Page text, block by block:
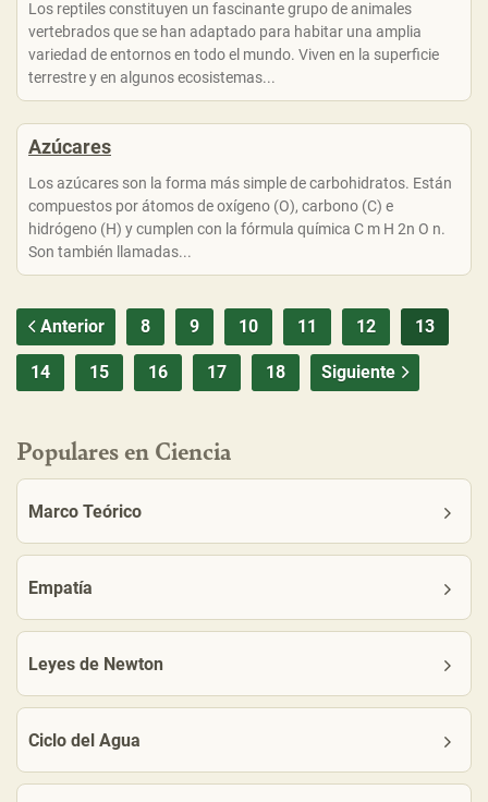
Los reptiles constituyen un fascinante grupo de animales
vertebrados que se han adaptado para habitar una amplia
variedad de entornos en todo el mundo. Viven en la superficie
terrestre y en algunos ecosistemas...
Azúcares
Los azúcares son la forma más simple de carbohidratos. Están
compuestos por átomos de oxígeno (O), carbono (C) e
hidrógeno (H) y cumplen con la fórmula química C m H 2n O n.
Son también llamadas...
Anterior 8 9 10 11 12 13
14 15 16 17 18 Siguiente
Populares en Ciencia
Marco Teórico
Empatía
Leyes de Newton
Ciclo del Agua